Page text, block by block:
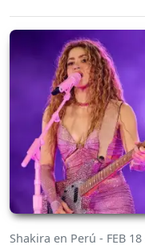
Shakira en Perú - FEB